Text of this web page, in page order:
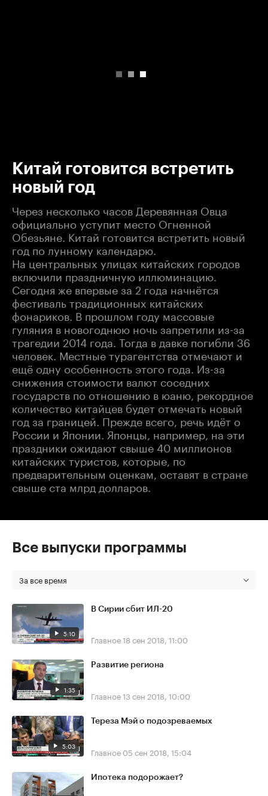
Китай готовится встретить
новый год
Через несколько часов Деревянная Овца
официально уступит место Огненной
Обезьяне. Китай готовится встретить новый
год по лунному календарю.
На центральных улицах китайских городов
включили праздничную иллюминацию.
Сегодня же впервые за 2 года начнётся
фестиваль традиционных китайских
фонариков. В прошлом году массовые
гуляния в новогоднюю ночь запретили из-за
трагедии 2014 года. Тогда в давке погибли 36
человек. Местные турагентства отмечают и
ещё одну особенность этого года. Из-за
снижения стоимости валют соседних
государств по отношению в юаню, рекордное
количество китайцев будет отмечать новый
год за границей. Прежде всего, речь идёт о
России и Японии. Японцы, например, на эти
праздники ожидают свыше 40 миллионов
китайских туристов, которые, по
предварительным оценкам, оставят в стране
свыше ста млрд долларов.
Все выпуски программы
За все время
5:10
В Сирии сбит ИЛ-20
Главное18 сен 2018, 11:00
1:35
Развитие региона
Главное13 сен 2018, 10:00
5:03
Тереза Мэй о подозреваемых
Главное 05 сен 2018, 15:04
Ипотека подорожает?